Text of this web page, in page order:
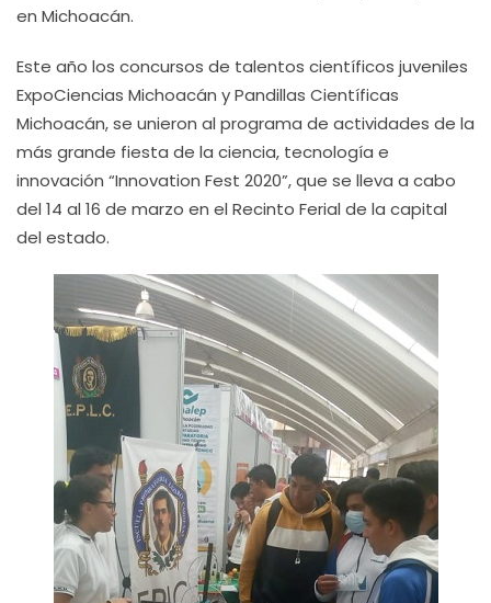
en Michoacán.
Este año los concursos de talentos científicos juveniles
ExpoCiencias Michoacán y Pandillas Científicas
Michoacán, se unieron al programa de actividades de la
más grande fiesta de la ciencia, tecnología e
innovación “Innovation Fest 2020”, que se lleva a cabo
del 14 al 16 de marzo en el Recinto Ferial de la capital
del estado.